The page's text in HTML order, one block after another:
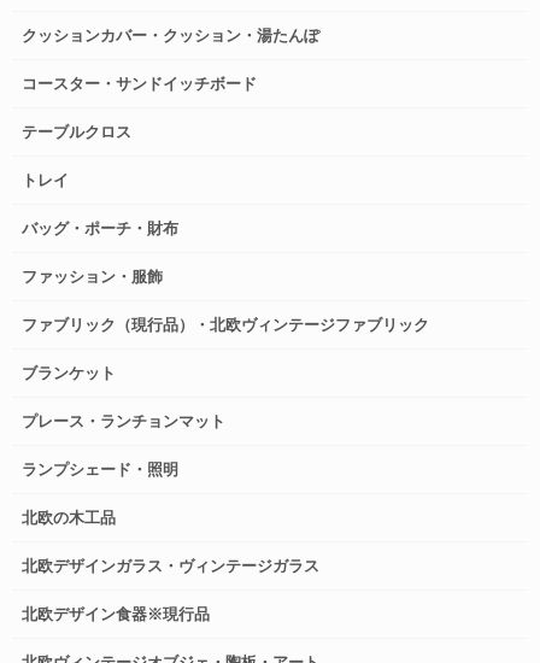
クッションカバー・クッション・湯たんぽ
コースター・サンドイッチボード
テーブルクロス
トレイ
バッグ・ポーチ・財布
ファッション・服飾
ファブリック（現行品）・北欧ヴィンテージファブリック
ブランケット
プレース・ランチョンマット
ランプシェード・照明
北欧の木工品
北欧デザインガラス・ヴィンテージガラス
北欧デザイン食器※現行品